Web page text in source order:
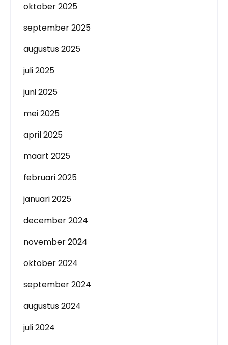
oktober 2025
september 2025
augustus 2025
juli 2025
juni 2025
mei 2025
april 2025
maart 2025
februari 2025
januari 2025
december 2024
november 2024
oktober 2024
september 2024
augustus 2024
juli 2024